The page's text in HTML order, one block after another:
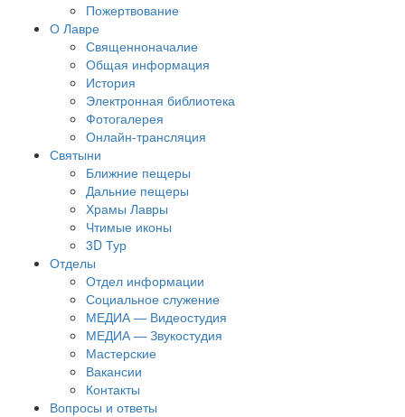
Пожертвование
О Лавре
Священноначалие
Общая информация
История
Электронная библиотека
Фотогалерея
Онлайн-трансляция
Святыни
Ближние пещеры
Дальние пещеры
Храмы Лавры
Чтимые иконы
3D Тур
Отделы
Отдел информации
Социальное служение
МЕДИА — Видеостудия
МЕДИА — Звукостудия
Мастерские
Вакансии
Контакты
Вопросы и ответы